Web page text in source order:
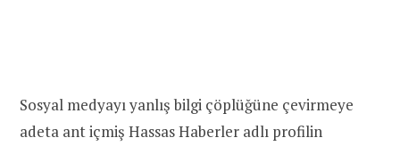
Sosyal medyayı yanlış bilgi çöplüğüne çevirmeye
adeta ant içmiş Hassas Haberler adlı profilin